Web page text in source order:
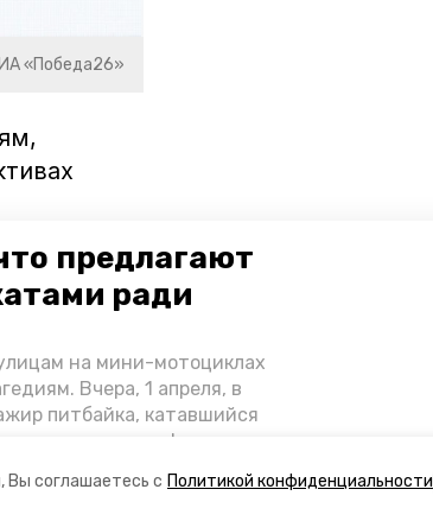
Вы соглашаетесь с Политикой конфиденциальности
предлагают
ради
на мини-мотоциклах
Вчера, 1 апреля, в
питбайка, катавшийся
на пресс-конференции
«Победа26»